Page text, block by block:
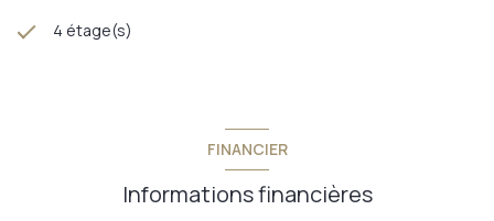
4 étage(s)
FINANCIER
Informations financières